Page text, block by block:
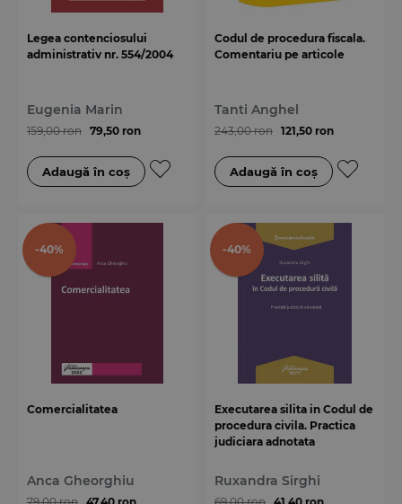
Legea contenciosului
administrativ nr. 554/2004
Eugenia Marin
159,00 ron 79,50 ron
Codul de procedura fiscala.
Comentariu pe articole
Tanti Anghel
243,00 ron 121,50 ron
-40%
Comercialitatea
Anca Gheorghiu
-40%
Executarea silita in Codul de
procedura civila. Practica
judiciara adnotata
Ruxandra Sirghi